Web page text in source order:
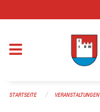
STARTSEITE VERANSTALTUNGEN